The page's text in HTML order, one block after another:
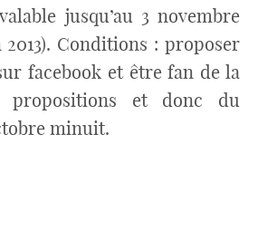
jusqu’au 3 novembre
Conditions : proposer
facebook et être fan de la
propositions et donc du
minuit.